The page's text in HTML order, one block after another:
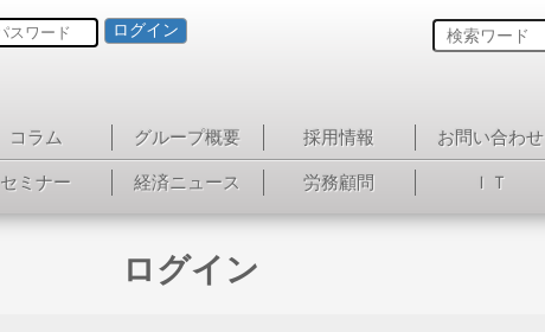
ログイン
コラム グループ概要 採用情報 お問い合わせ
セミナー 経済ニュース 労務顧問 ＩＴ
ログイン